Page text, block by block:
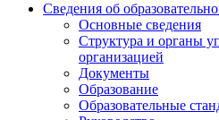
Сведения об
Основные сведения
Структура и органы
организацией
Документы
Образование
Образовательные